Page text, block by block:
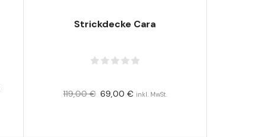
Strickdecke Cara
119,00€ 69,00 € inkl. MwSt.